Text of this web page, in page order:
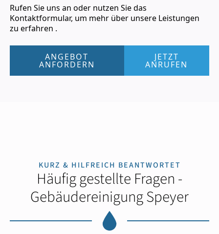
Rufen Sie uns an oder nutzen Sie das
Kontaktformular, um mehr über unsere Leistungen
zu erfahren .
ANGEBOT
ANFORDERN
JETZT
ANRUFEN
KURZ & HILFREICH BEANTWORTET
Häufig gestellte Fragen -
Gebäudereinigung Speyer